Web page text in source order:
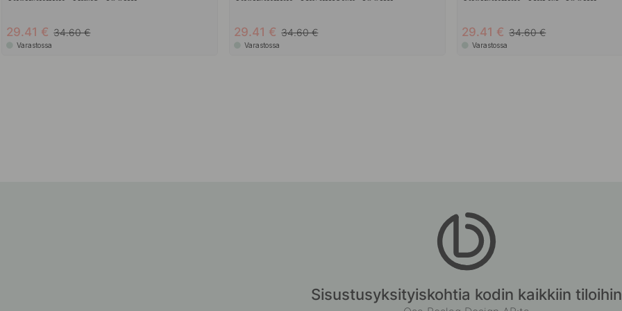
29.41 34.60
Varastossa
29.41 34.60
Varastossa
29.41 34.60
Varastossa
Sisustusyksityiskohtia kodin kaikkiin tiloihin